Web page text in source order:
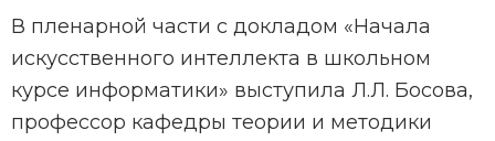
В пленарной части с докладом «Начала
искусственного интеллекта в школьном
курсе информатики» выступила Л.Л. Босова,
профессор кафедры теории и методики